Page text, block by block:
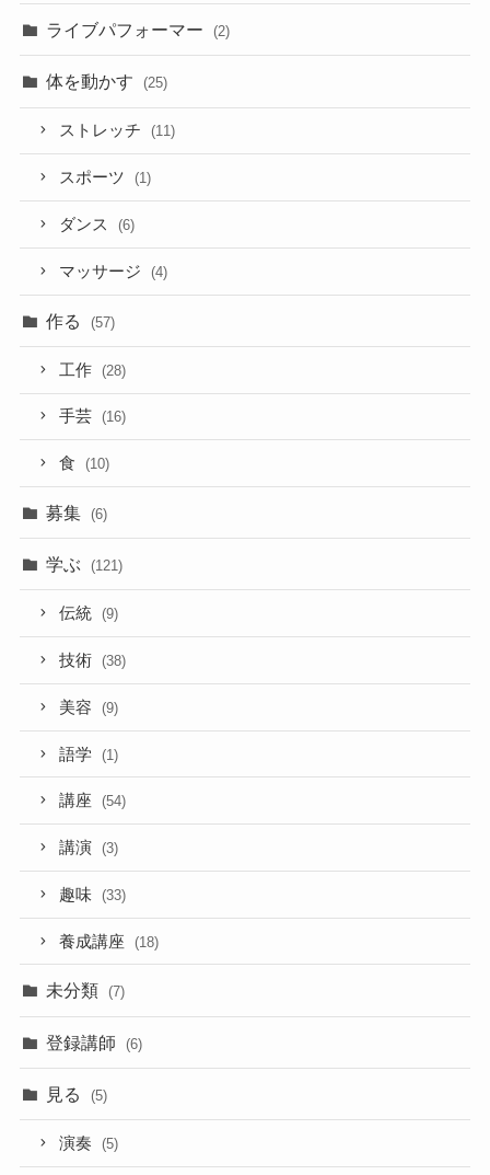
ライブパフォーマー (2)
体を動かす (25)
ストレッチ (11)
スポーツ (1)
ダンス (6)
マッサージ (4)
作る (57)
工作 (28)
手芸 (16)
食 (10)
募集 (6)
学ぶ (121)
伝統 (9)
技術 (38)
美容 (9)
語学 (1)
講座 (54)
講演 (3)
趣味 (33)
養成講座 (18)
未分類 (7)
登録講師 (6)
見る (5)
演奏 (5)